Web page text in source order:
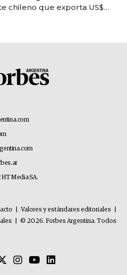
chileno que exporta US$
Media SA.
Valores y estándares editoriales
© 2026. Forbes Argentina. Todos